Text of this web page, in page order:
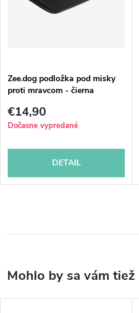
Zee.dog podložka pod misky
proti mravcom - čierna
€14,90
Dočasne vypredané
DETAIL